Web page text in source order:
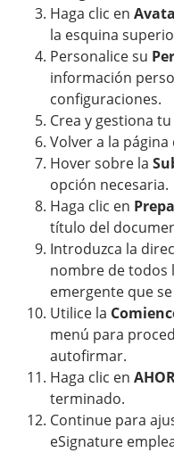
Haga clic en
la esquina
Personalice su
información
configuraciones.
Crea y gestiona tu
Volver a la página
Hover sobre la
opción necesaria.
Haga clic en
título del
Introduzca la
nombre de todos
emergente que
Utilice la
menú para
autofirmar.
Haga clic en
terminado.
Continue para
eSignature